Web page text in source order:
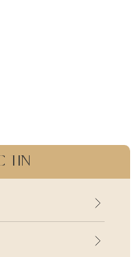
TIN